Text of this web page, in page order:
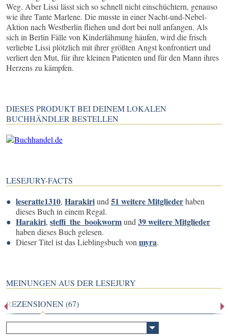
Weg. Aber Lissi lässt sich so schnell nicht einschüchtern, genauso
wie ihre Tante Marlene. Die musste in einer Nacht-und-Nebel-
Aktion nach Westberlin fliehen und dort bei null anfangen. Als
sich in Berlin Fälle von Kinderlähmung häufen, wird die frisch
verliebte Lissi plötzlich mit ihrer größten Angst konfrontiert und
verliert den Mut, für ihre kleinen Patienten und für den Mann ihres
Herzens zu kämpfen.
DIESES PRODUKT BEI DEINEM LOKALEN
BUCHHÄNDLER BESTELLEN
LESEJURY-FACTS
leseratte1310,Harakiriund51 weitere Mitgliederhaben
dieses Buch in einem Regal.
Harakiri,steffi_the_bookwormund39 weitere Mitglieder
haben dieses Buch gelesen.
Dieser Titel ist das Lieblingsbuch vonmyra.
MEINUNGEN AUS DER LESEJURY
REZENSIONEN (67)